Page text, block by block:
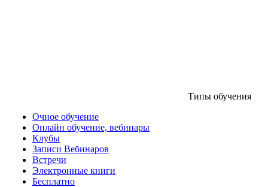
Типы обучения
Очное обучение
Онлайн обучение, вебинары
Клубы
Записи Вебинаров
Встречи
Электронные книги
Бесплатно